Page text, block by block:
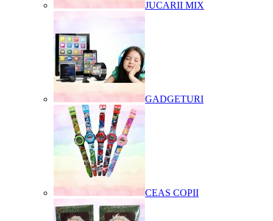
JUCARII MIX
GADGETURI
CEAS COPII